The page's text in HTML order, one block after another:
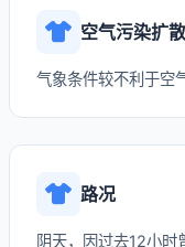
空气污染扩
气象条件较不利于空
路况
阴天，因过去12小时